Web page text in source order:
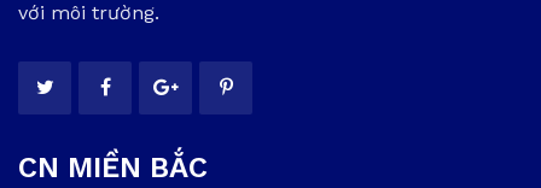
với môi trường.
CN MIỀN BẮC